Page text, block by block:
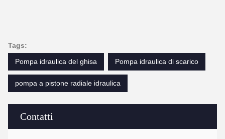
Contatti
Tags:
Pompa idraulica del ghisa
Pompa idraulica di scarico
pompa a pistone radiale idraulica